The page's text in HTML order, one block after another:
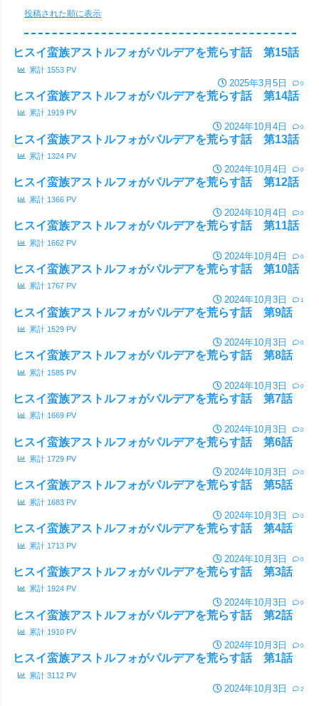
投稿された順に表示
ヒスイ蛮族アストルフォがパルデアを荒らす話 第15話
累計 1553 PV
2025年3月5日 0
ヒスイ蛮族アストルフォがパルデアを荒らす話 第14話
累計 1919 PV
2024年10月4日 0
ヒスイ蛮族アストルフォがパルデアを荒らす話 第13話
累計 1324 PV
2024年10月4日 0
ヒスイ蛮族アストルフォがパルデアを荒らす話 第12話
累計 1366 PV
2024年10月4日 0
ヒスイ蛮族アストルフォがパルデアを荒らす話 第11話
累計 1662 PV
2024年10月4日 0
ヒスイ蛮族アストルフォがパルデアを荒らす話 第10話
累計 1767 PV
2024年10月3日 1
ヒスイ蛮族アストルフォがパルデアを荒らす話 第9話
累計 1529 PV
2024年10月3日 0
ヒスイ蛮族アストルフォがパルデアを荒らす話 第8話
累計 1585 PV
2024年10月3日 0
ヒスイ蛮族アストルフォがパルデアを荒らす話 第7話
累計 1669 PV
2024年10月3日 0
ヒスイ蛮族アストルフォがパルデアを荒らす話 第6話
累計 1729 PV
2024年10月3日 0
ヒスイ蛮族アストルフォがパルデアを荒らす話 第5話
累計 1683 PV
2024年10月3日 0
ヒスイ蛮族アストルフォがパルデアを荒らす話 第4話
累計 1713 PV
2024年10月3日 0
ヒスイ蛮族アストルフォがパルデアを荒らす話 第3話
累計 1924 PV
2024年10月3日 0
ヒスイ蛮族アストルフォがパルデアを荒らす話 第2話
累計 1910 PV
2024年10月3日 0
ヒスイ蛮族アストルフォがパルデアを荒らす話 第1話
累計 3112 PV
2024年10月3日 2